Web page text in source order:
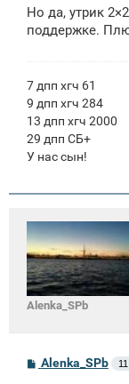
б
щ
е
Но да, утрик
поддержке.
7 дпп хгч 61
9 дпп хгч 284
13 дпп хгч 2000
29 дпп СБ+
У нас сын!
Alenka_SPb
С
Alenka_SPb